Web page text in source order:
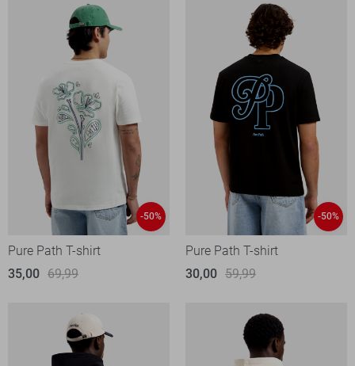
-50%
Pure Path T-shirt
35,00 69,99
-50%
Pure Path T-shirt
30,00 59,99